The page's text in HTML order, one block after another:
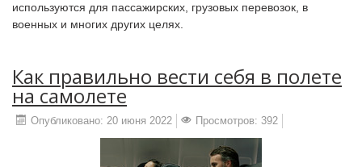
используются для пассажирских, грузовых перевозок, в
военных и многих других целях.
Как правильно вести себя в полете
на самолете
Опубликовано: 20 июня 2022 Просмотров: 392